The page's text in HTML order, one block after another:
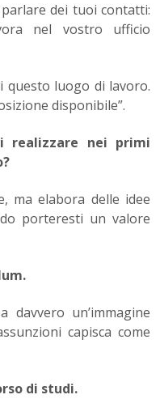
dei tuoi contatti:
nel vostro ufficio
questo luogo di lavoro.
disponibile”.
realizzare nei primi
?
ma elabora delle idee
porteresti un valore
un’immagine
capisca come
di studi.